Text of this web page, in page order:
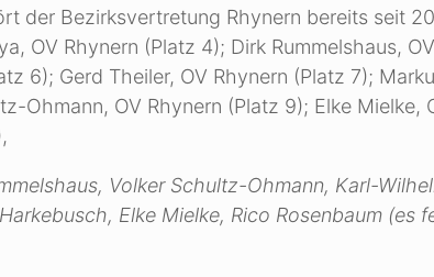
der Bezirksvertretung Rhynern bereits seit
OV Rhynern (Platz 4); Dirk Rummelshaus, OV
6); Gerd Theiler, OV Rhynern (Platz 7);
Ohmann, OV Rhynern (Platz 9); Elke Mielke,
Volker Schultz-Ohmann, Karl-
Elke Mielke, Rico Rosenbaum (es